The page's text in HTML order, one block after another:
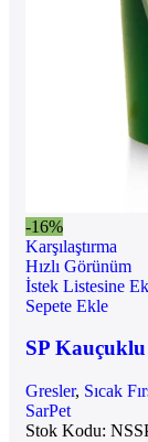
-16%
Karşılaştırma
Hızlı Görünüm
İstek Listesine
Sepete Ekle
SP
Gresler, Sıcak
SarPet
Stok Kodu: